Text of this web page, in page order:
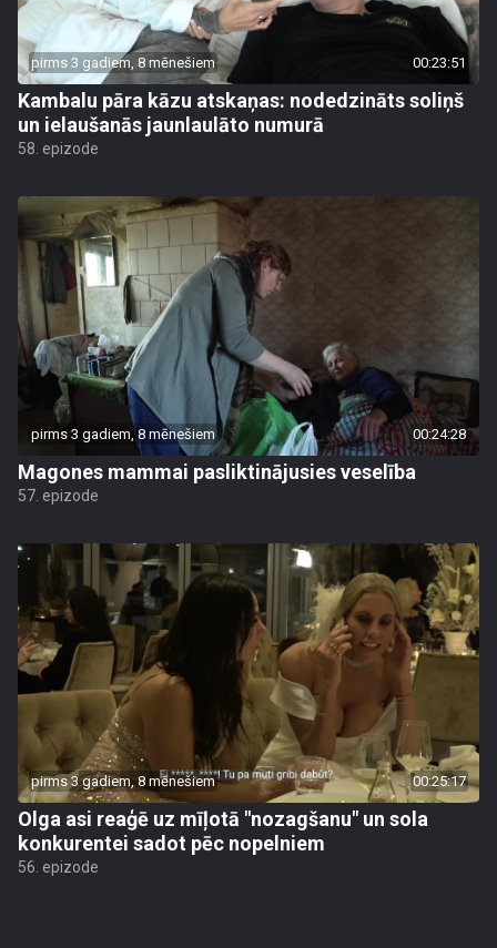
pirms 3 gadiem, 8 mēnešiem 00:23:51
Kambalu pāra kāzu atskaņas: nodedzināts soliņš
un ielaušanās jaunlaulāto numurā
58. epizode
pirms 3 gadiem, 8 mēnešiem 00:24:28
Magones mammai pasliktinājusies veselība
57. epizode
pirms 3 gadiem, 8 mēnešiem 00:25:17
Olga asi reaģē uz mīļotā "nozagšanu" un sola
konkurentei sadot pēc nopelniem
56. epizode